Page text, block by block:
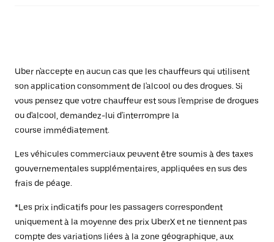
Uber n'accepte en aucun cas que les chauffeurs qui utilisent
son application consomment de l'alcool ou des drogues. Si
vous pensez que votre chauffeur est sous l'emprise de drogues
ou d'alcool, demandez-lui d'interrompre la
course immédiatement.
Les véhicules commerciaux peuvent être soumis à des taxes
gouvernementales supplémentaires, appliquées en sus des
frais de péage.
*Les prix indicatifs pour les passagers correspondent
uniquement à la moyenne des prix UberX et ne tiennent pas
compte des variations liées à la zone géographique, aux